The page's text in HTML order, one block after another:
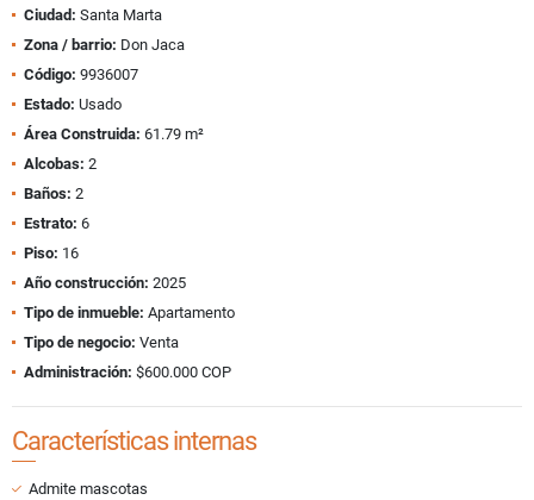
Ciudad: Santa Marta
Zona / barrio: Don Jaca
Código: 9936007
Estado: Usado
Área Construida: 61.79 m²
Alcobas: 2
Baños: 2
Estrato: 6
Piso: 16
Año construcción: 2025
Tipo de inmueble: Apartamento
Tipo de negocio: Venta
Administración: $600.000 COP
Características internas
Admite mascotas